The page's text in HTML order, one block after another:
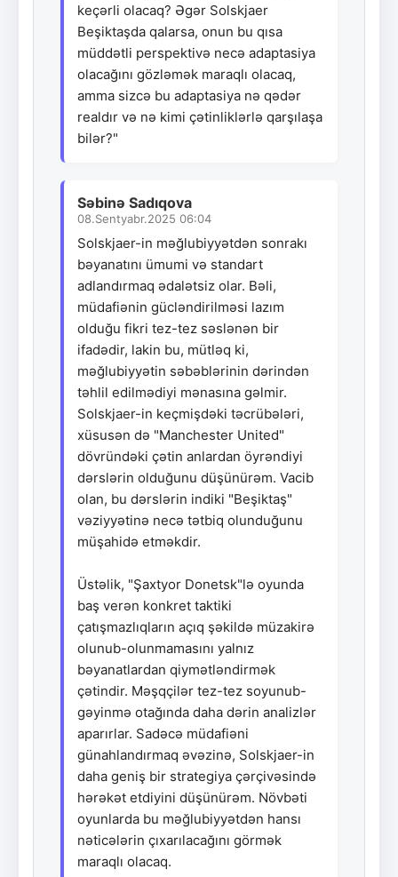
keçərli olacaq? Əgər Solskjaer
Beşiktaşda qalarsa, onun bu qısa
müddətli perspektivə necə adaptasiya
olacağını gözləmək maraqlı olacaq,
amma sizcə bu adaptasiya nə qədər
realdır və nə kimi çətinliklərlə qarşılaşa
bilər?"
Səbinə Sadıqova
08.Sentyabr.2025 06:04
Solskjaer-in məğlubiyyətdən sonrakı
bəyanatını ümumi və standart
adlandırmaq ədalətsiz olar. Bəli,
müdafiənin gücləndirilməsi lazım
olduğu fikri tez-tez səslənən bir
ifadədir, lakin bu, mütləq ki,
məğlubiyyətin səbəblərinin dərindən
təhlil edilmədiyi mənasına gəlmir.
Solskjaer-in keçmişdəki təcrübələri,
xüsusən də "Manchester United"
dövründəki çətin anlardan öyrəndiyi
dərslərin olduğunu düşünürəm. Vacib
olan, bu dərslərin indiki "Beşiktaş"
vəziyyətinə necə tətbiq olunduğunu
müşahidə etməkdir.
Üstəlik, "Şaxtyor Donetsk"lə oyunda
baş verən konkret taktiki
çatışmazlıqların açıq şəkildə müzakirə
olunub-olunmamasını yalnız
bəyanatlardan qiymətləndirmək
çətindir. Məşqçilər tez-tez soyunub-
gəyinmə otağında daha dərin analizlər
aparırlar. Sadəcə müdafiəni
günahlandırmaq əvəzinə, Solskjaer-in
daha geniş bir strategiya çərçivəsində
hərəkət etdiyini düşünürəm. Növbəti
oyunlarda bu məğlubiyyətdən hansı
nəticələrin çıxarılacağını görmək
maraqlı olacaq.